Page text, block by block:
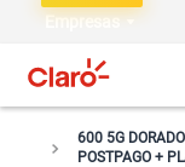
Empresas
600 5G
POSTPAGO +